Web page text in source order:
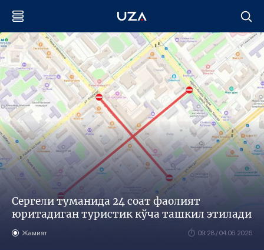
Сергели туманида 24 соат фаолият
юритадиган туристик кўча ташкил этилади
Жамият 09:28 / 04.06.2026